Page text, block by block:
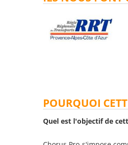
POURQUOI
Quel est l'objectif de